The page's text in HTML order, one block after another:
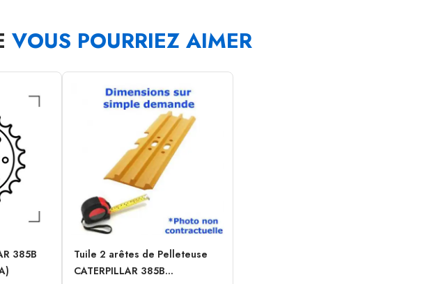
VOUS POURRIEZ AIMER
385B
Tuile 2 arêtes de Pelleteuse
CATERPILLAR 385B...